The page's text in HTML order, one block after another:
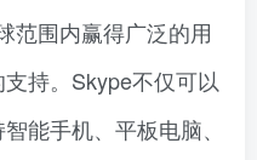
范围内赢得广泛的用
持。Skype不仅可以
能手机、平板电脑、